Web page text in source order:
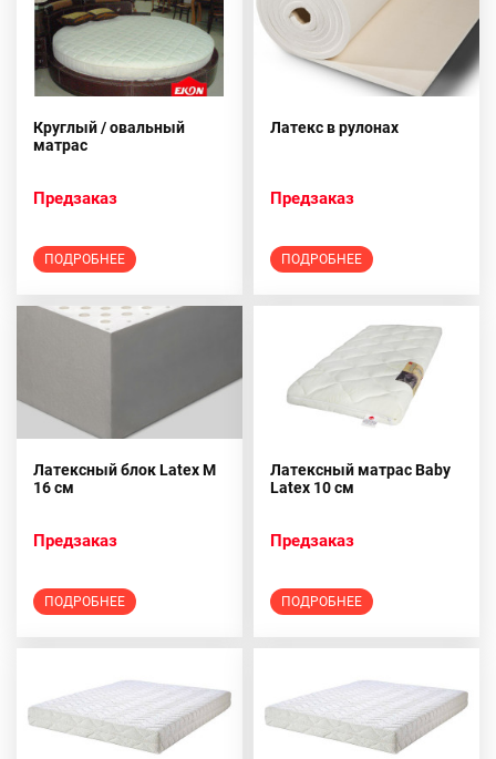
Круглый / овальный
матрас
Предзаказ
ПОДРОБНЕЕ
Латекс в рулонах
Предзаказ
ПОДРОБНЕЕ
Латексный блок Latex M
16 см
Предзаказ
ПОДРОБНЕЕ
Латексный матрас Baby
Latex 10 см
Предзаказ
ПОДРОБНЕЕ